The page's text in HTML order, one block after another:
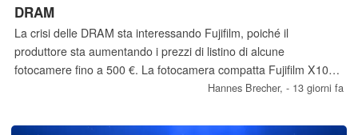
DRAM
La crisi delle DRAM sta interessando Fujifilm, poiché il
produttore sta aumentando i prezzi di listino di alcune
fotocamere fino a 500 €. La fotocamera compatta Fujifilm X100
VI, la fotocamera mirrorless X-T50, la fotocamera di medio
di prezzo a partire dal 1° settembre.
Hannes Brecher, - 13 giorni fa